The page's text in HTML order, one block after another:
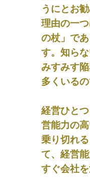
うにとお
理由の一
の杖」で
す。知ら
みすみす
多くいるの
経営ひと
営能力の
乗り切れ
て、経営
すぐ会社